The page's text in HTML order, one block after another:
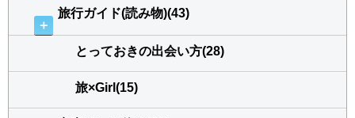
＋
旅行ガイド(読み物)(43)
とっておきの出会い方(28)
旅×Girl(15)